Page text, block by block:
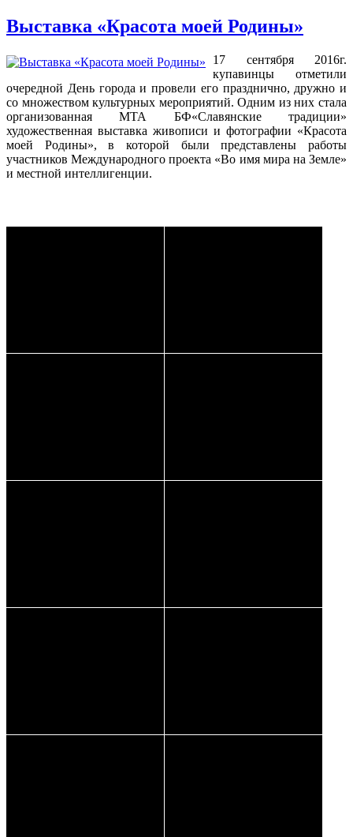
Выставка «Красота моей Родины»
17 сентября 2016г.
купавинцы отметили
очередной День города и провели его празднично, дружно и
со множеством культурных мероприятий. Одним из них стала
организованная МТА БФ«Славянские традиции»
художественная выставка живописи и фотографии «Красота
моей Родины», в которой были представлены работы
участников Международного проекта «Во имя мира на Земле»
и местной интеллигенции.